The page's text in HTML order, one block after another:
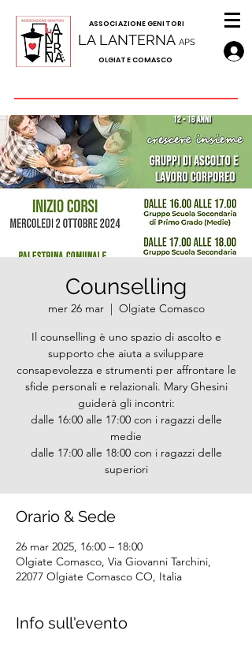
LA LANTERNA APS
ASSOCIAZIONE GENITORI
OLGIATE COMASCO
Counselling
mer 26 mar
  |
Olgiate Comasco
Il counselling è uno spazio di ascolto e
supporto che aiuta a sviluppare
consapevolezza e strumenti per affrontare le
sfide personali e relazionali. Mary Ghesini
guiderà gli incontri:
dalle 16:00 alle 17:00 con i ragazzi delle
medie
dalle 17:00 alle 18:00 con i ragazzi delle
superiori
Orario & Sede
26 mar 2025, 16:00 – 18:00
Olgiate Comasco, Via Giovanni Tarchini,
22077 Olgiate Comasco CO, Italia
Info sull'evento